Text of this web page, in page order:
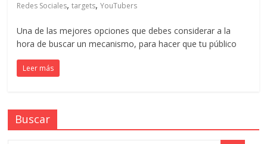
de
Publicidad
en
Colombia
Redes Sociales,targets,YouTubers
Una de las mejores opciones que debes considerar a la
hora de buscar un mecanismo, para hacer que tu público
Leer más
Buscar